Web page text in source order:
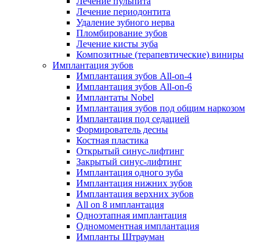
Лечение периодонтита
Удаление зубного нерва
Пломбирование зубов
Лечение кисты зуба
Композитные (терапевтические) виниры
Имплантация зубов
Имплантация зубов All-on-4
Имплантация зубов All-on-6
Имплантаты Nobel
Имплантация зубов под общим наркозом
Имплантация под седацией
Формирователь десны
Костная пластика
Открытый синус-лифтинг
Закрытый синус-лифтинг
Имплантация одного зуба
Имплантация нижних зубов
Имплантация верхних зубов
All on 8 имплантация
Одноэтапная имплантация
Одномоментная имплантация
Импланты Штрауман